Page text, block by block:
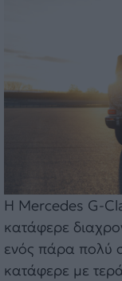
Η Mercedes G-
κατάφερε
ενός πάρα πολύ
κατάφερε με